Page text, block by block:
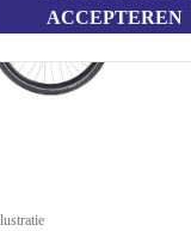
ACCEPTEREN